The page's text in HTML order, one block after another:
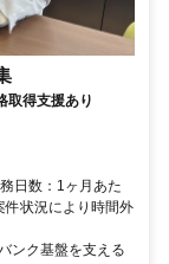
取得支援あり
日数：1ヶ月あた
状況により時間外
ンク基盤を支える